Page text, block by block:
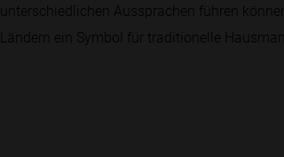
unterschiedlichen Aussprachen führen
Ländern ein Symbol für traditionelle